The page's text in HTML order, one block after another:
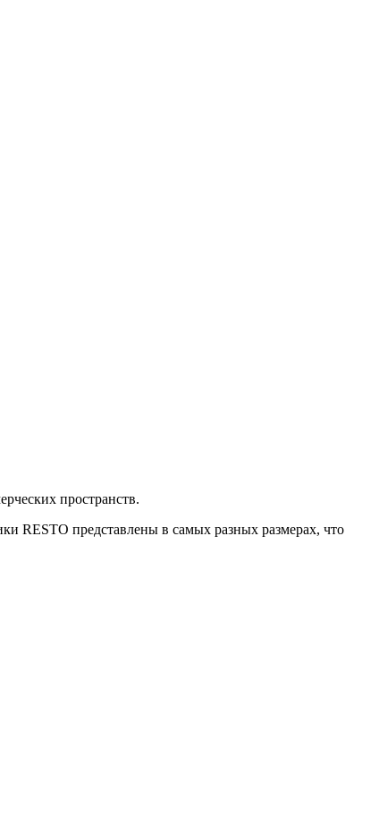
пространств.
RESTO представлены в самых разных размерах, что